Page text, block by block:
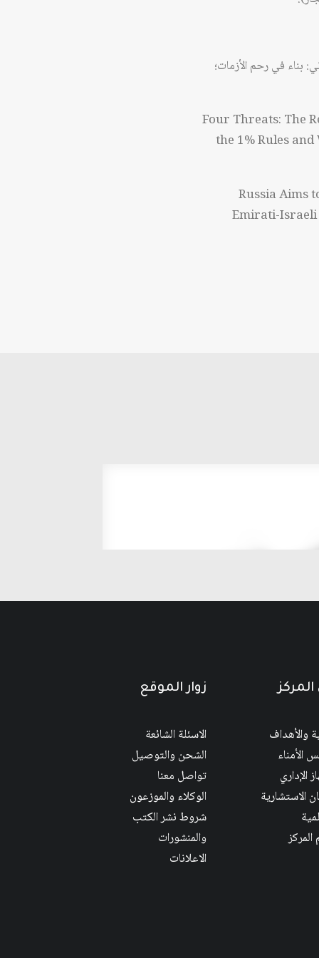
بناء في رحم الأزمات؛
Four Threats: The
the 1% Rules
Russia Aims
Emirati-Israeli
والأهداف
الأمناء
الإداري
الاستشارية
زوار الموقع
الاسئلة الشائعة
الشحن والتوصيل
تواصل معنا
الوكلاء والموزعون
شروط نشر الكتب
والمنشورات
الاعلانات